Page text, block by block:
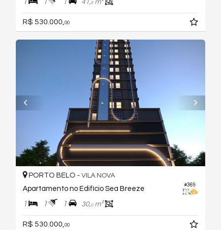
41,0m²
R$ 530.000, 00
#369
PORTO BELO - VILA NOVA
Apartamento no Edifício Sea Breeze
1 1 1 30,0m²
R$ 530.000,00